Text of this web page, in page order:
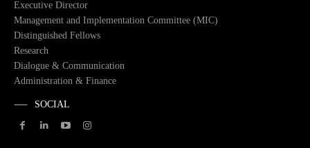
Executive Director
Management and Implementation Committee (MIC)
Distinguished Fellows
Research
Dialogue & Communication
Administration & Finance
SOCIAL